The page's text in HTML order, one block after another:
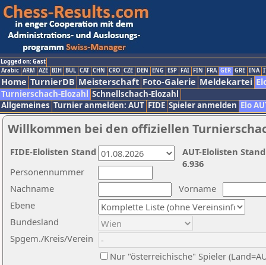
Logged on: Gast
Arabic ARM AZE BIH BUL CAT CHN CRO CZE DEN ENG ESP FAI FIN FRA GER GRE INA
Home TurnierDB Meisterschaft Foto-Galerie Meldekartei
Turnierschach-Elozahl Schnellschach-Elozahl
Allgemeines Turnier anmelden: AUT FIDE Spieler anmelden Elo
Willkommen bei den offiziellen
Nachname
Vorname
Ebene
Personennummer
Bundesland
Spgem./Kreis/Verein
Nur "österreichische" Spieler
AUT-Elolisten
6.936
FIDE-Elolisten Stand